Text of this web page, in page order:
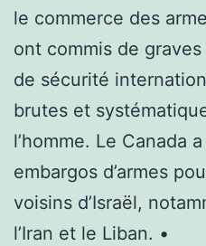
le commerce des
ont commis de
de sécurité
brutes et
l’homme. Le Canada
embargos d’armes
voisins d’Israël,
l’Iran et le Liban. •